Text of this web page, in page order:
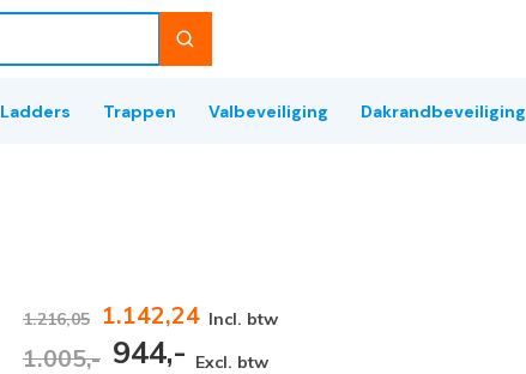
Ladders Trappen Valbeveiliging Dakrandbeveiliging
1.216,05 1.142,24 Incl. btw
1.005,- 944,- Excl. btw